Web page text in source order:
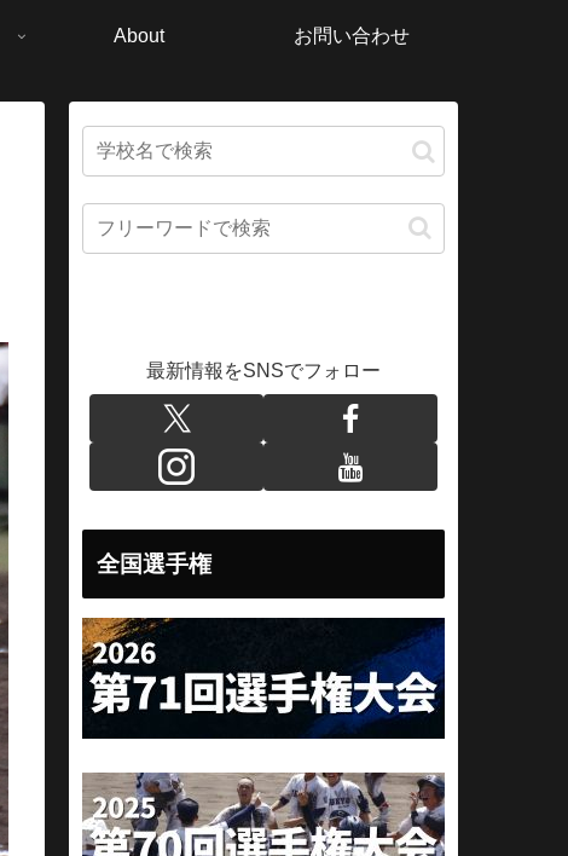
About お問い合わせ
最新情報をSNSでフォロー
全国選手権